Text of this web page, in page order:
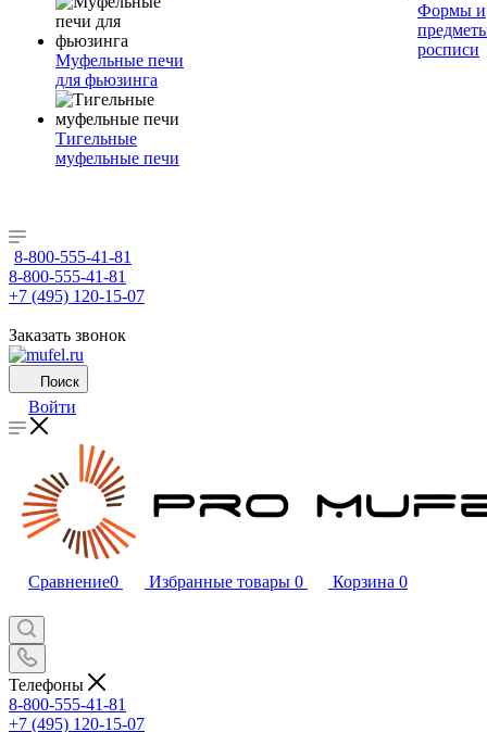
Муфельные печи
для фьюзинга
Тигельные
муфельные печи
Формы и
росписи
8-800-555-41-81
8-800-555-41-81
+7 (495) 120-15-07
Заказать звонок
Поиск
Войти
Сравнение0 Избранные товары 0 Корзина 0
Телефоны
8-800-555-41-81
+7 (495) 120-15-07